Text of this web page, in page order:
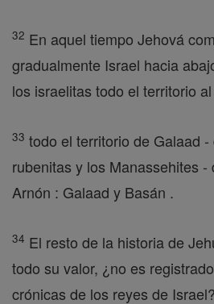
32 En aquel tiempo Jehová
gradualmente Israel hacia
los israelitas todo el territorio
33 todo el territorio de Galaad
rubenitas y los Manassehites
Arnón : Galaad y Basán .
34 El resto de la historia de
todo su valor, ¿no es
crónicas de los reyes de Israel?